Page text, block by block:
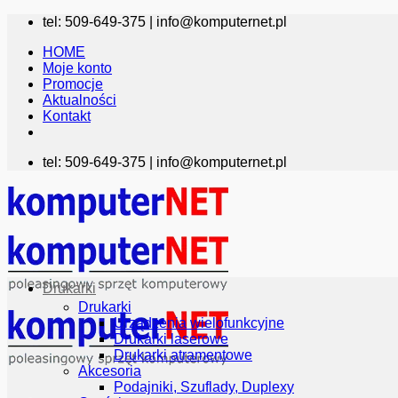
Przewiń
zawartości
tel: 509-649-375 | info@komputernet.pl
HOME
Moje konto
Promocje
Aktualności
Kontakt
tel: 509-649-375 | info@komputernet.pl
Drukarki
Drukarki
Urządzenia wielofunkcyjne
Drukarki laserowe
Drukarki atramentowe
Akcesoria
Podajniki, Szuflady, Duplexy